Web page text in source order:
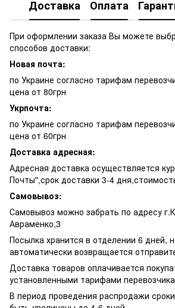
Доставка Оплата
При оформлении заказа Вы можете
способов доставки:
Новая почта:
по Украине согласно тарифам
цена от 80грн
Укрпочта:
по Украине согласно тарифам
цена от 60грн
Доставка адресная:
Адресная доставка осуществляется
Почты",срок доставки 3-4
Самовывоз:
Самовывоз можно забрать по адресу
Авраменко,3
Посылка хранится в отделении 6 дней,
автоматически возвращается
Доставка товаров оплачивается
установленными тарифами
В период проведения распродажи